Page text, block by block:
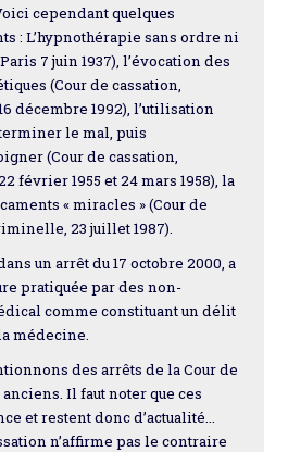
cependant quelques
: L’hypnothérapie sans ordre ni
7 juin 1937), l’évocation des
(Cour de cassation,
décembre 1992), l’utilisation
le mal, puis
(Cour de cassation,
février 1955 et 24 mars 1958), la
« miracles » (Cour de
23 juillet 1987).
un arrêt du 17 octobre 2000, a
pratiquée par des non-
comme constituant un délit
médecine.
des arrêts de la Cour de
Il faut noter que ces
et restent donc d’actualité...
n’affirme pas le contraire